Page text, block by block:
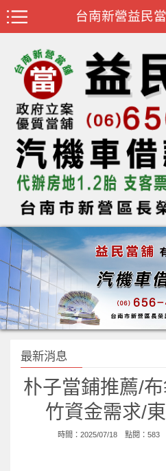
台南新營益民
最新消息
朴子當鋪推薦/
竹資金需求/
時間：2025/07/18 點閱：583